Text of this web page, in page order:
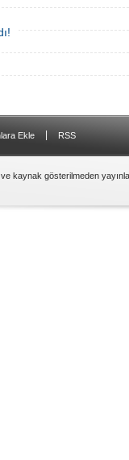
Ekle RSS
kaynak gösterilmeden